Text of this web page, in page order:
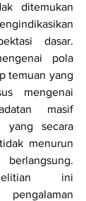
ditemukan
dasar.
pola
temuan yang
mengenai
masif
yang secara
menurun
ini